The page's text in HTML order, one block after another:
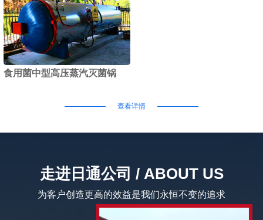
食用菌中型高压蒸汽灭菌锅
查看详情
走进日通公司 / ABOUT US
为客户创造更高的效益是我们永恒不变的追求